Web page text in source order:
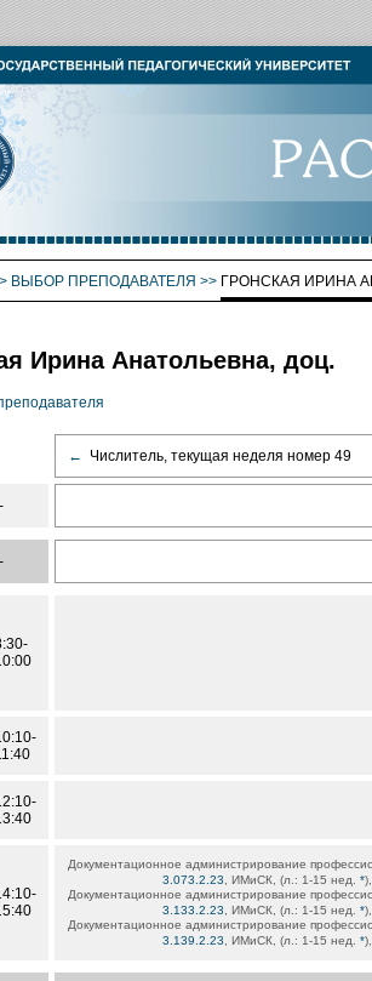
ВЫБОР ПРЕПОДАВАТЕЛЯ >> ГРОНСКАЯ ИРИНА
Ирина Анатольевна, доц.
← Числитель, текущая неделя номер 49
Документационное администрирование
3.073.2.23 , ИМиСК, (л.: 1-15 нед. *
Документационное администрирование
3.133.2.23 , ИМиСК, (л.: 1-15 нед. *
Документационное администрирование
3.139.2.23 , ИМиСК, (л.: 1-15 нед. *